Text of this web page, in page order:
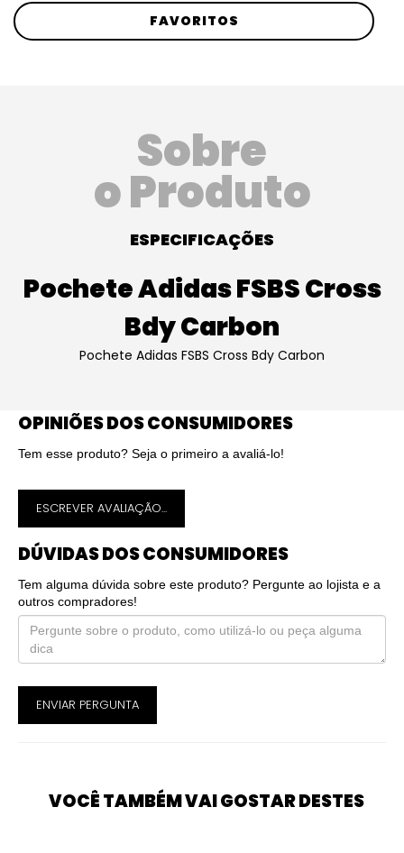
FAVORITOS
Sobre
o Produto
ESPECIFICAÇÕES
Pochete Adidas FSBS Cross
Bdy Carbon
Pochete Adidas FSBS Cross Bdy Carbon
OPINIÕES DOS CONSUMIDORES
Tem esse produto? Seja o primeiro a avaliá-lo!
ESCREVER AVALIAÇÃO...
DÚVIDAS DOS CONSUMIDORES
Tem alguma dúvida sobre este produto? Pergunte ao lojista e a
outros compradores!
ENVIAR PERGUNTA
VOCÊ TAMBÉM VAI GOSTAR DESTES